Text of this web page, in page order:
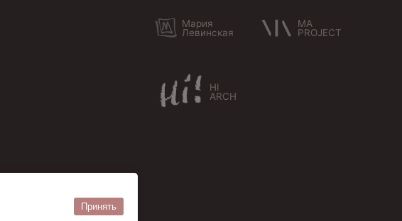
Мария
Левинская
MA
PROJECT
HI
ARCH
Принять